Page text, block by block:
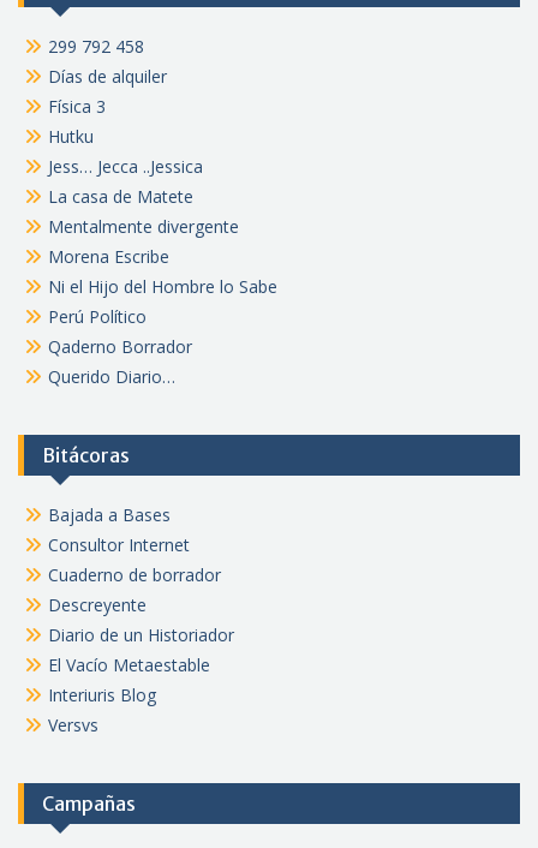
299 792 458
Días de alquiler
Física 3
Hutku
Jess… Jecca ..Jessica
La casa de Matete
Mentalmente divergente
Morena Escribe
Ni el Hijo del Hombre lo Sabe
Perú Político
Qaderno Borrador
Querido Diario…
Bitácoras
Bajada a Bases
Consultor Internet
Cuaderno de borrador
Descreyente
Diario de un Historiador
El Vacío Metaestable
Interiuris Blog
Versvs
Campañas